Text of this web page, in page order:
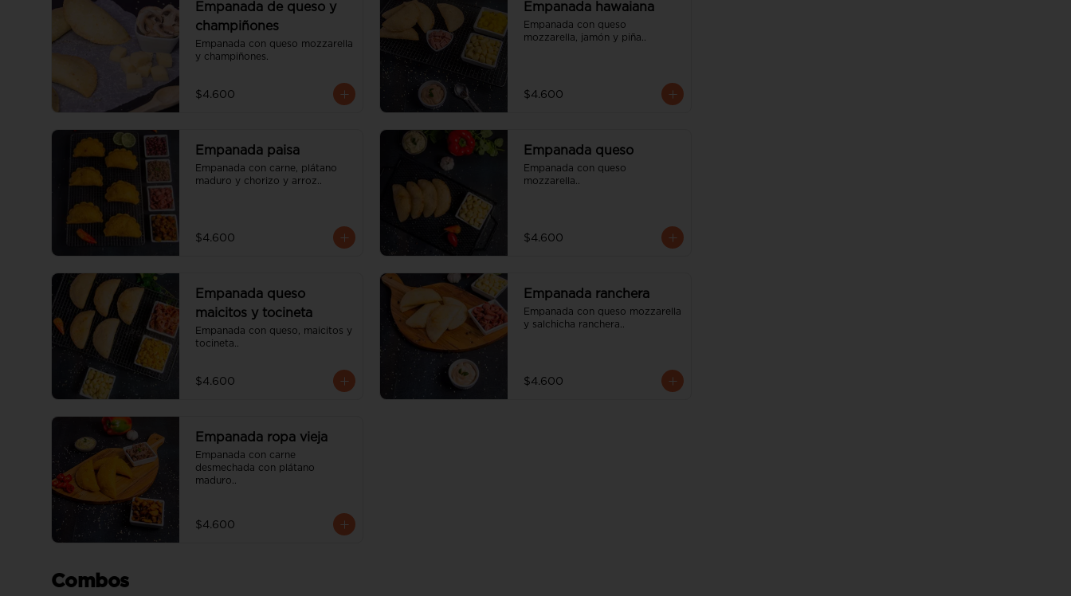
Empanada de queso y
champiñones
Empanada con queso mozzarella
y champiñones.
$4.600
Empanada hawaiana
Empanada con queso
mozzarella, jamón y piña..
$4.600
Empanada paisa
Empanada con carne, plátano
maduro y chorizo y arroz..
$4.600
Empanada queso
Empanada con queso
mozzarella..
$4.600
Empanada queso
maicitos y tocineta
Empanada con queso, maicitos y
tocineta..
$4.600
Empanada ranchera
Empanada con queso mozzarella
y salchicha ranchera..
$4.600
Empanada ropa vieja
Empanada con carne
desmechada con plátano
maduro..
$4.600
Combos